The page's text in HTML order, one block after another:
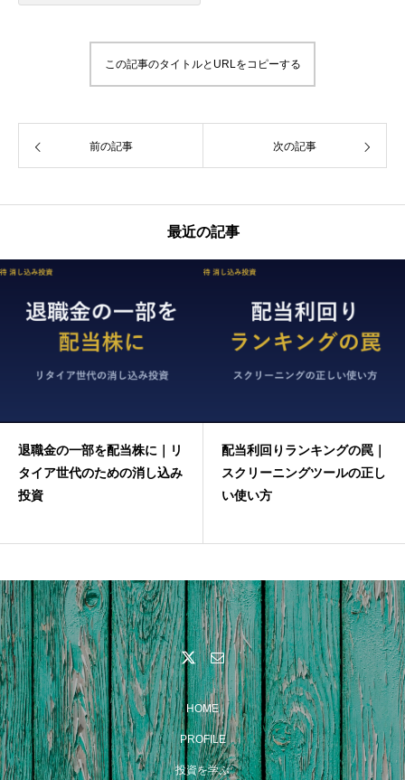
この記事のタイトルとURLをコピーする
前の記事 次の記事
最近の記事
退職金の一部を配当株に｜リ
タイア世代のための消し込み
投資
配当利回りランキングの罠｜
スクリーニングツールの正し
い使い方
HOME
PROFILE
投資を学ぶ